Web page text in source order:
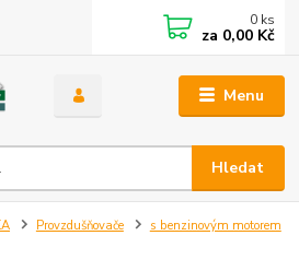
Menu
Hledat
0 ks
za 0,00 Kč
Provzdušňovače
s benzinovým motorem